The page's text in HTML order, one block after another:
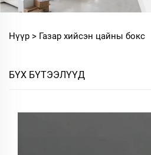
Нүүр > Газар хийсэн цайны бокс
БҮХ БҮТЭЭЛҮҮД